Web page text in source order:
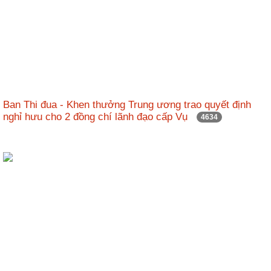
Ban Thi đua - Khen thưởng Trung ương trao quyết định
nghỉ hưu cho 2 đồng chí lãnh đạo cấp Vụ
4634